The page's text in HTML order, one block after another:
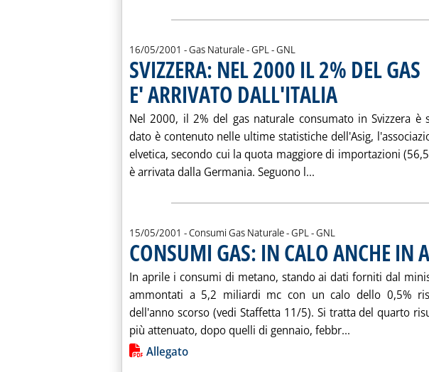
16/05/2001 - Gas Naturale - GPL - GNL
SVIZZERA: NEL 2000 IL 2% DEL GAS
E' ARRIVATO DALL'ITALIA
Nel 2000, il 2% del gas naturale consumato in Svizzera è
dato è contenuto nelle ultime statistiche dell'Asig,
elvetica, secondo cui la quota maggiore di importazioni
è arrivata dalla Germania. Seguono l... Leggi tutta la notizia:
15/05/2001 - Consumi Gas Naturale - GPL - GNL
CONSUMI GAS: IN CALO ANCHE IN
In aprile i consumi di metano, stando ai dati forniti dal
ammontati a 5,2 miliardi mc con un calo dello 0,5%
dell'anno scorso (vedi Staffetta 11/5). Si tratta del quarto
più attenuato, dopo quelli di gennaio, febbr... Leggi tutta la
Lista allegati PDF alla notizia
Allegato